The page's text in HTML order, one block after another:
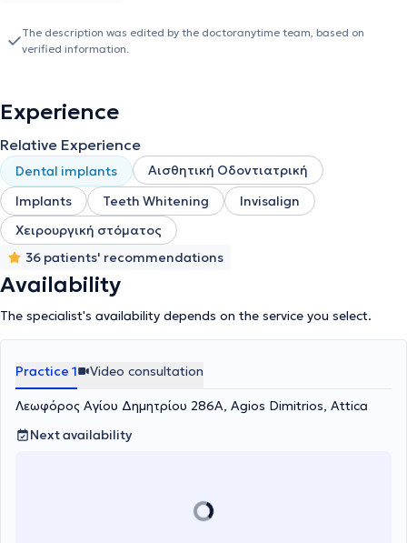
The description was edited by the doctoranytime team, based on
verified information.
Experience
Relative Experience
Dental implants
Αισθητική Οδοντιατρική
Implants
Teeth Whitening
Invisalign
Χειρουργική στόματος
36 patients' recommendations
Availability
The specialist's availability depends on the service you select.
Practice 1 Video consultation
Λεωφόρος Αγίου Δημητρίου 286Α, Agios Dimitrios, Attica
Next availability